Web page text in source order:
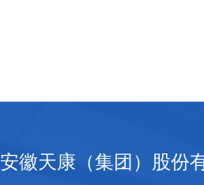
安徽天康（集团）股份